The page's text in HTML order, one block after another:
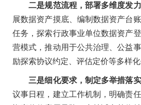
二是规范流程，部署多维度发力
展数据资产摸底、编制数据资产台
任务，探索行政事业单位数据资产
营模式，推动用于公共治理、公益
励探索协议约定、评估定价等多样
三是细化要求，制定多举措落实
议事日程，建立工作机制，明确责